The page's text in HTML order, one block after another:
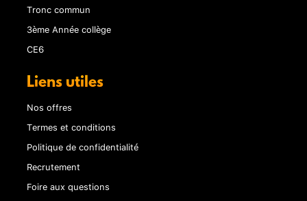
Tronc commun
3ème Année collège
CE6
Liens utiles
Nos offres
Termes et conditions
Politique de confidentialité
Recrutement
Foire aux questions